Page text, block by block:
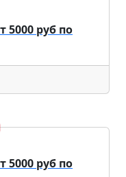
5000 руб по
5000 руб по